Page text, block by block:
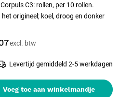
Voeg toe aan winkelmandje
Levertijd gemiddeld 2-5 werkdagen
C3: rollen, per 10 rollen.
origineel; koel, droog en donker